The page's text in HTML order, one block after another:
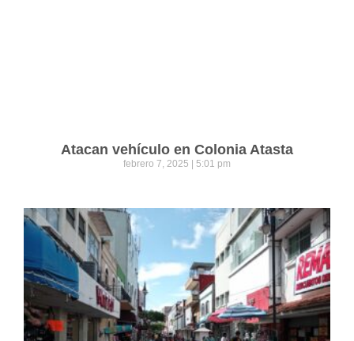
Atacan vehículo en Colonia Atasta
febrero 7, 2025 5:01 pm